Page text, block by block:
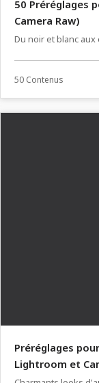
50 Préréglages
Camera Raw)
Du noir et blanc
50 Contenus
Préréglages
Lightroom et